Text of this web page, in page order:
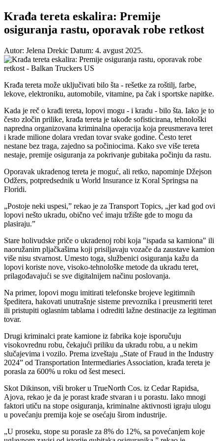
Krađa tereta eskalira: Premije
osiguranja rastu, oporavak robe retkost
Autor: Jelena Drekic Datum: 4. avgust 2025.
Krađa tereta može uključivati bilo šta - rešetke za roštilj, farbe,
lekove, elektroniku, automobile, vitamine, pa čak i sportske napitke.
Kada je reč o krađi tereta, lopovi mogu - i kradu - bilo šta. Iako je to
često zločin prilike, krađa tereta je takođe sofisticirana, tehnološki
napredna organizovana kriminalna operacija koja preusmerava teret
i krade milione dolara vredan tovar svake godine. Često teret
nestane bez traga, zajedno sa počiniocima. Kako sve više tereta
nestaje, premije osiguranja za pokrivanje gubitaka počinju da rastu.
Oporavak ukradenog tereta je moguć, ali retko, napominje Džejson
Odžers, potpredsednik u World Insurance iz Koral Springsa na
Floridi.
„Postoje neki uspesi,” rekao je za Transport Topics, „jer kad god ovi
lopovi nešto ukradu, obično već imaju tržište gde to mogu da
plasiraju.”
Stare holivudske priče o ukradenoj robi koja "ispada sa kamiona" ili
naoružanim pljačkašima koji prisiljavaju vozače da zaustave kamion
više nisu stvarnost. Umesto toga, službenici osiguranja kažu da
lopovi koriste nove, visoko-tehnološke metode da ukradu teret,
prilagođavajući se sve digitalnijem načinu poslovanja.
Na primer, lopovi mogu imitirati telefonske brojeve legitimnih
špeditera, hakovati unutrašnje sisteme prevoznika i preusmeriti teret
ili pristupiti oglasnim tablama i odrediti lažne destinacije za legitiman
tovar.
Drugi kriminalci prate kamione iz fabrika koje isporučuju
visokovrednu robu, čekajući priliku da ukradu robu, a u nekim
slučajevima i vozilo. Prema izveštaju „State of Fraud in the Industry
2024” od Transportation Intermediaries Association, krađa tereta je
porasla za 600% u roku od šest meseci.
Skot Dikinson, viši broker u TrueNorth Cos. iz Cedar Rapidsa,
Ajova, rekao je da je porast krađe stvaran i u porastu. Iako mnogi
faktori utiču na stope osiguranja, kriminalne aktivnosti igraju ulogu
u povećanju premija koje se osećaju širom industrije.
„U proseku, stope su porasle za 8% do 12%, sa povećanjem koje